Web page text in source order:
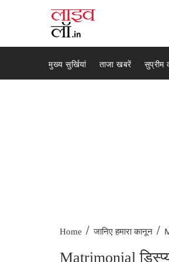
मुख्य सुर्खियां ताजा खबरें सुप्रीम
Home / जानिए हमारा कानून /
Matrimonial